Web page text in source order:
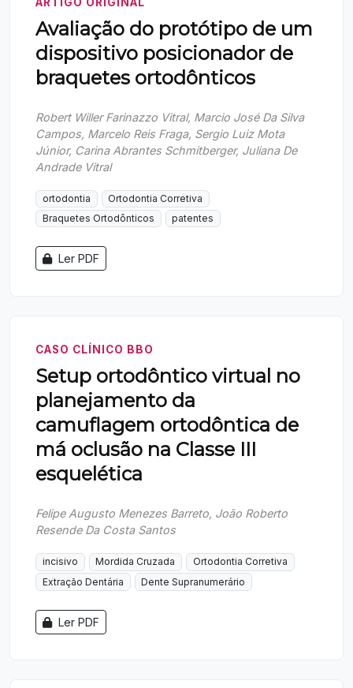
Avaliação do protótipo de um
dispositivo posicionador de
braquetes ortodônticos
Robert Willer Farinazzo Vitral, Marcio José Da Silva
Campos, Marcelo Reis Fraga, Sergio Luiz Mota
Júnior, Carina Abrantes Schmitberger, Juliana De
Andrade Vitral
ortodontia
Ortodontia Corretiva
Braquetes Ortodônticos
patentes
Ler PDF
CASO CLÍNICO BBO
Setup ortodôntico virtual no
planejamento da
camuflagem ortodôntica de
má oclusão na Classe III
esquelética
Felipe Augusto Menezes Barreto, João Roberto
Resende Da Costa Santos
incisivo Mordida Cruzada
Ortodontia Corretiva
Extração Dentária
Dente Supranumerário
Ler PDF